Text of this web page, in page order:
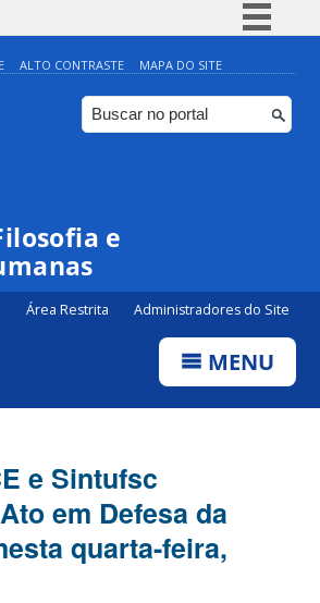
Simplifique!
Comunica BR
Participe
ALTO CONTRASTE MAPA DO SITE
e
Área Restrita Administradores do Site
MENU
e Sintufsc
em Defesa da
quarta-feira,